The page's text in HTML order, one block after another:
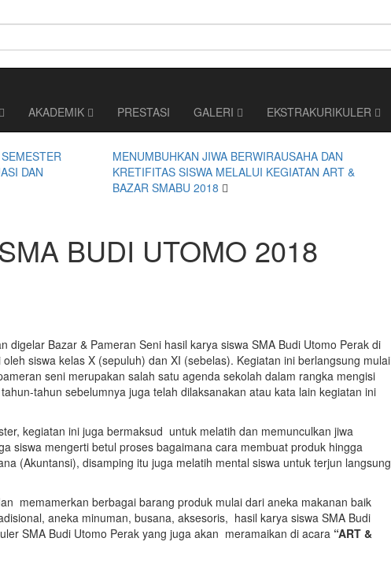
AKADEMIK PRESTASI GALERI EKSTRAKURIKULER
DAN
MENUMBUHKAN JIWA BERWIRAUSAHA DAN
KRETIFITAS SISWA MELALUI KEGIATAN ART &
BAZAR SMABU 2018
BUDI UTOMO 2018
digelar Bazar & Pameran Seni hasil karya siswa SMA Budi Utomo Perak di
siswa kelas X (sepuluh) dan XI (sebelas). Kegiatan ini berlangsung mulai
seni merupakan salah satu agenda sekolah dalam rangka mengisi
tahun sebelumnya juga telah dilaksanakan atau kata lain kegiatan ini
kegiatan ini juga bermaksud untuk melatih dan memunculkan jiwa
siswa mengerti betul proses bagaimana cara membuat produk hingga
(Akuntansi), disamping itu juga melatih mental siswa untuk terjun langsung
memamerkan berbagai barang produk mulai dari aneka makanan baik
aneka minuman, busana, aksesoris, hasil karya siswa SMA Budi
SMA Budi Utomo Perak yang juga akan meramaikan di acara “ART &